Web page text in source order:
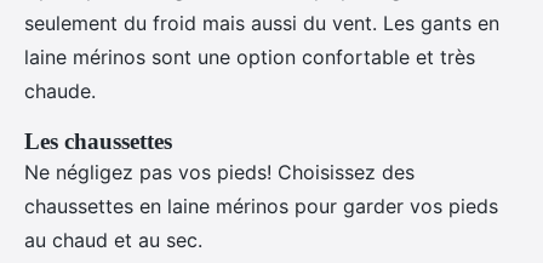
seulement du froid mais aussi du vent. Les gants en
laine mérinos sont une option confortable et très
chaude.
Les chaussettes
Ne négligez pas vos pieds! Choisissez des
chaussettes en laine mérinos pour garder vos pieds
au chaud et au sec.